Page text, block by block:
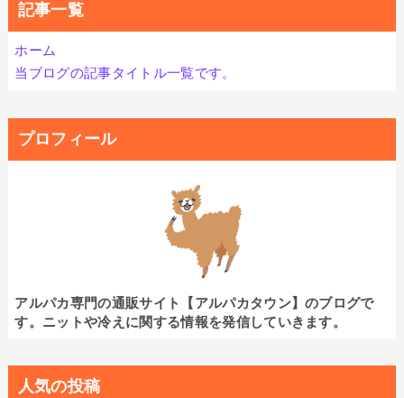
記事一覧
ホーム
当ブログの記事タイトル一覧です。
プロフィール
アルパカ専門の通販サイト【アルパカタウン】のブログで
す。ニットや冷えに関する情報を発信していきます。
人気の投稿